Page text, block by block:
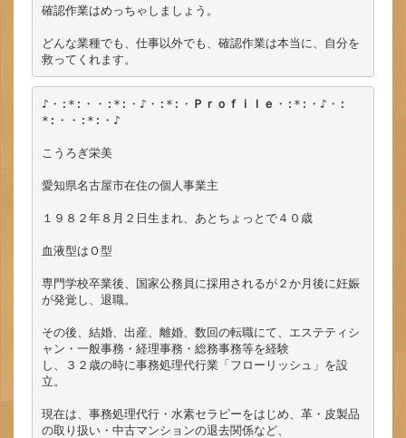
確認作業はめっちゃしましょう。
どんな業種でも、仕事以外でも、確認作業は本当に、自分を
♪・:*:・・:*:・♪・:*:・ Ｐｒｏｆｉｌｅ ・:*:・♪・:
*:・・:*:・♪
こうろぎ栄美
愛知県名古屋市在住の個人事業主
１９８２年８月２日生まれ、あとちょっとで４０歳
血液型はＯ型
専門学校卒業後、国家公務員に採用されるが２か月後に妊娠
が発覚し、退職。
その後、結婚、出産、離婚、数回の転職にて、エステティシ
ャン・一般事務・経理事務・総務事務等を経験
し、３２歳の時に事務処理代行業「フローリッシュ」を設
立。
現在は、事務処理代行・水素セラピーをはじめ、革・皮製品
の取り扱い・中古マンションの退去関係など、